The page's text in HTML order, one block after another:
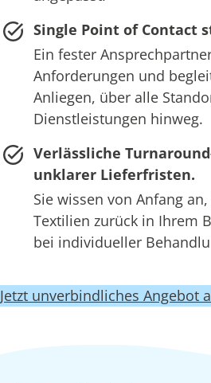
Single Point of Contact
Ein fester
Anforderungen und
Anliegen, über alle
Dienstleistungen hinweg.
Verlässliche
unklarer Lieferfristen.
Sie wissen von Anfang
Textilien zurück in Ihrem
bei individueller
Jetzt unverbindliches Angebot